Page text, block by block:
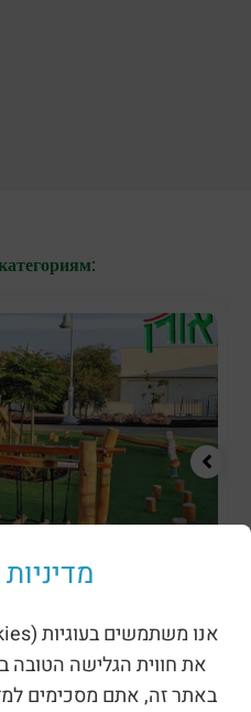
מתקני
את חווית הגלישה הטובה
באתר זה, אתם מסכימים